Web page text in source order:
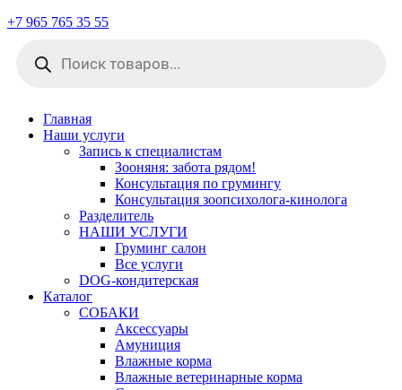
+7 965 765 35 55
товаров
Главная
Наши услуги
Запись к специалистам
Зооняня: забота рядом!
Консультация по грумингу
Консультация зоопсихолога-кинолога
Pазделитель
НАШИ УСЛУГИ
Груминг салон
Все услуги
DOG-кондитерская
Каталог
СОБАКИ
Аксессуары
Амуниция
Влажные корма
Влажные ветеринарные корма